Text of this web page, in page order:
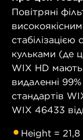
Повітряні
стабілізацією
кульками (де
WIX HD мають
видаленні
стандартів
WIX 46433
Height =